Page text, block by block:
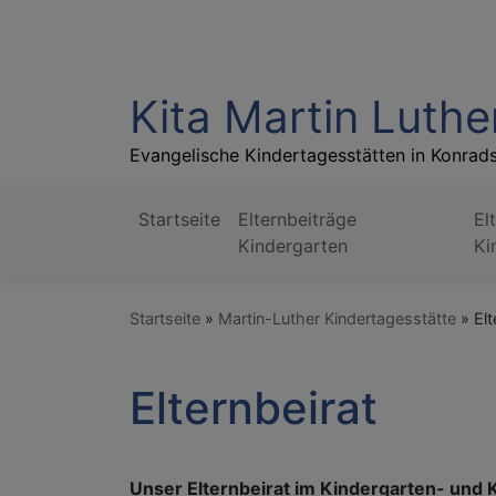
Kita Martin
Evangelische Kindertagesstätten in
Hauptnavigation
Startseite
Elternbeiträge
Kindergarten
Startseite Martin-Luther Kindertagesstätte
Elternbeirat
Unser Elternbeirat im Kindergarten- und